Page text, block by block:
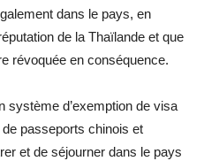
dans le pays, en
de la Thaïlande et que
révoquée en conséquence.
système d’exemption de visa
passeports chinois et
et de séjourner dans le pays